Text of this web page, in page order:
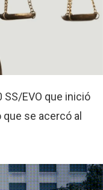
SS/EVO que inició
se acercó al